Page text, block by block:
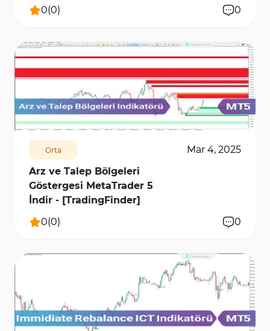
0(0) 0
1483 7966 0
Orta
Mar 4, 2025
Arz ve Talep Bölgeleri
Göstergesi MetaTrader 5
İndir - [TradingFinder]
0(0) 0
380 6020 1